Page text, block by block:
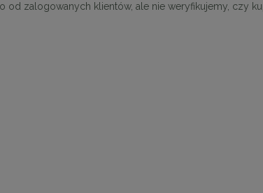
od zalogowanych klientów, ale nie weryfikujemy, czy